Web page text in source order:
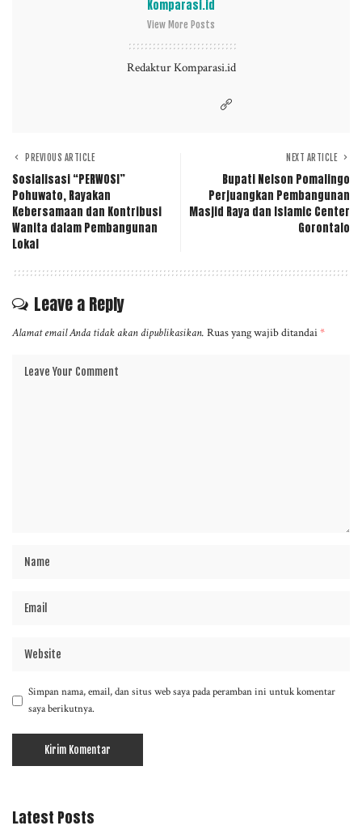
Komparasi.id
View More Posts
Redaktur Komparasi.id
PREVIOUS ARTICLE
Sosialisasi “PERWOSI”
Pohuwato, Rayakan
Kebersamaan dan Kontribusi
Wanita dalam Pembangunan
Lokal
NEXT ARTICLE
Bupati Nelson Pomalingo
Perjuangkan Pembangunan
Masjid Raya dan Islamic Center
Gorontalo
Leave a Reply
Alamat email Anda tidak akan dipublikasikan. Ruas yang wajib ditandai*
Simpan nama, email, dan situs web saya pada peramban ini untuk komentar
saya berikutnya.
Latest Posts